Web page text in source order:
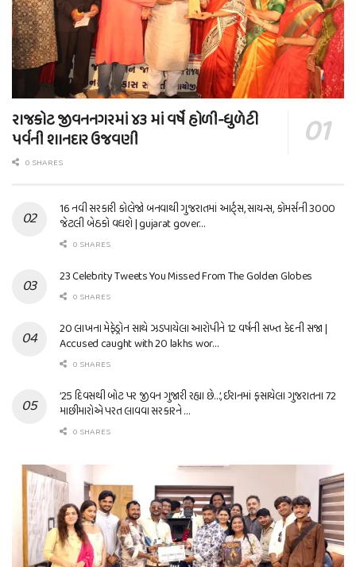
રાજકોટ જીવનનગરમાં ૪૩ માં વર્ષે હોળી-ધુળેટી
પર્વની શાનદાર ઉજવણી
0 SHARES
16 નવી સરકારી કોલેજો બનવાથી ગુજરાતમાં આર્ટ્સ, સાયન્સ, કોમર્સની 3000
જેટલી બેઠકો વધશે | gujarat gover…
0 SHARES
23 Celebrity Tweets You Missed From The Golden Globes
0 SHARES
20 લાખના મેફેડ્રોન સાથે ઝડપાયેલા આરોપીને 12 વર્ષની સખ્ત કેદની સજા |
Accused caught with 20 lakhs wor…
0 SHARES
’25 દિવસથી બોટ પર જીવન ગુજારી રહ્યા છે…’, ઈરાનમાં ફસાયેલા ગુજરાતના 72
માછીમારોએ પરત લાવવા સરકારને …
0 SHARES